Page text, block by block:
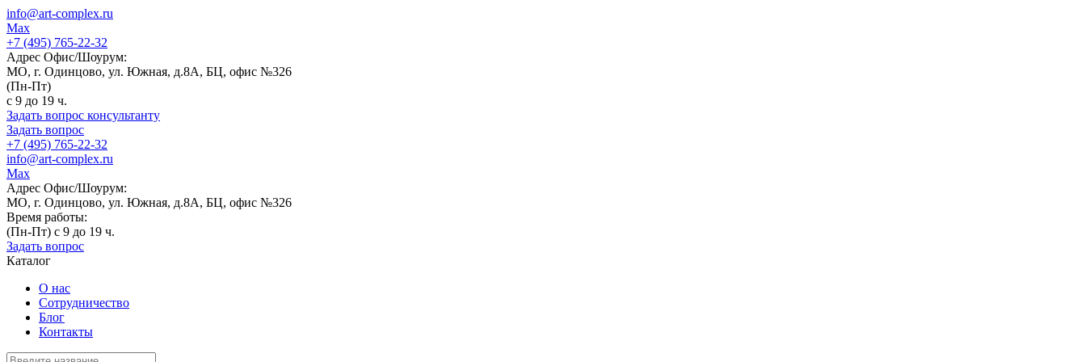
info@art-complex.ru
Max
+7 (495) 765-22-32
Адрес Офис/Шоурум:
МО, г. Одинцово, ул. Южная, д.8А, БЦ, офис №326
(Пн-Пт)
с 9 до 19 ч.
Задать вопрос консультанту
Задать вопрос
+7 (495) 765-22-32
info@art-complex.ru
Max
Адрес Офис/Шоурум:
МО, г. Одинцово, ул. Южная, д.8А, БЦ, офис №326
Время работы:
(Пн-Пт) с 9 до 19 ч.
Задать вопрос
Каталог
О нас
Сотрудничество
Блог
Контакты